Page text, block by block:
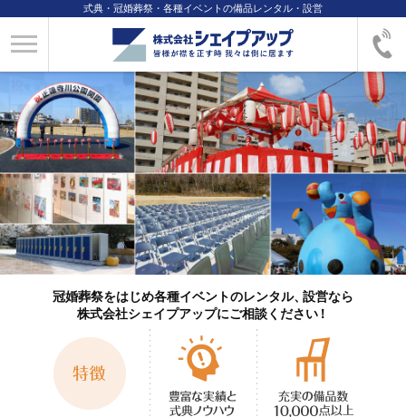
式典・冠婚葬祭・各種イベントの備品レンタル・設営
冠婚葬祭をはじめ各種イベントのレンタル、 設営なら
株式会社シェイプアップにご相談くださ い！